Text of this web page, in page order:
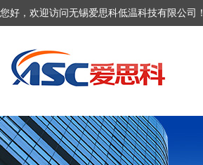
您好，欢迎访问无锡爱思科低温科技有限公司！